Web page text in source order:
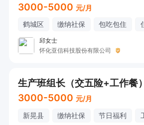
3000-5000 元/月
鹤城区 缴纳社保 包吃包住
邱女士
怀化亚信科技股份有限公司
生产班组长（交五险+工作餐）
3000-5000 元/月
新晃县 缴纳社保 节日福利